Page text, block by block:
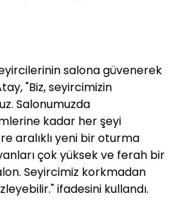
salona güvenerek
"Biz, seyircimizin
Salonumuzda
kadar her şeyi
aralıklı yeni bir oturma
çok yüksek ve ferah bir
Seyircimiz korkmadan
ifadesini kullandı.